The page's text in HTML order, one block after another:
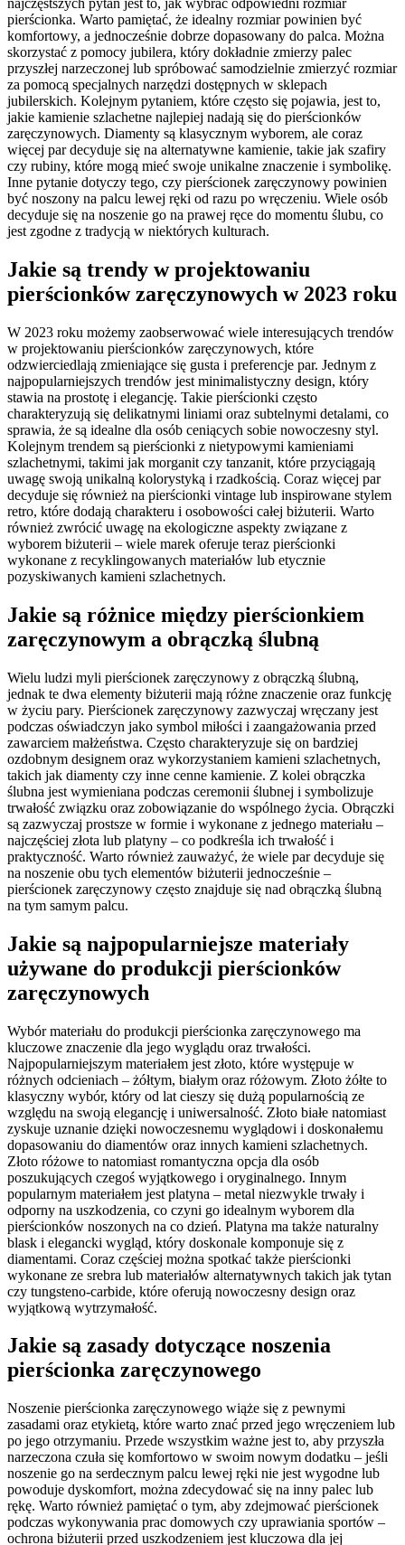
najczęstszych pytań jest to, jak wybrać odpowiedni rozmiar
pierścionka. Warto pamiętać, że idealny rozmiar powinien być
komfortowy, a jednocześnie dobrze dopasowany do palca. Można
skorzystać z pomocy jubilera, który dokładnie zmierzy palec
przyszłej narzeczonej lub spróbować samodzielnie zmierzyć rozmiar
za pomocą specjalnych narzędzi dostępnych w sklepach
jubilerskich. Kolejnym pytaniem, które często się pojawia, jest to,
jakie kamienie szlachetne najlepiej nadają się do pierścionków
zaręczynowych. Diamenty są klasycznym wyborem, ale coraz
więcej par decyduje się na alternatywne kamienie, takie jak szafiry
czy rubiny, które mogą mieć swoje unikalne znaczenie i symbolikę.
Inne pytanie dotyczy tego, czy pierścionek zaręczynowy powinien
być noszony na palcu lewej ręki od razu po wręczeniu. Wiele osób
decyduje się na noszenie go na prawej ręce do momentu ślubu, co
jest zgodne z tradycją w niektórych kulturach.
Jakie są trendy w projektowaniu
pierścionków zaręczynowych w 2023 roku
W 2023 roku możemy zaobserwować wiele interesujących trendów
w projektowaniu pierścionków zaręczynowych, które
odzwierciedlają zmieniające się gusta i preferencje par. Jednym z
najpopularniejszych trendów jest minimalistyczny design, który
stawia na prostotę i elegancję. Takie pierścionki często
charakteryzują się delikatnymi liniami oraz subtelnymi detalami, co
sprawia, że są idealne dla osób ceniących sobie nowoczesny styl.
Kolejnym trendem są pierścionki z nietypowymi kamieniami
szlachetnymi, takimi jak morganit czy tanzanit, które przyciągają
uwagę swoją unikalną kolorystyką i rzadkością. Coraz więcej par
decyduje się również na pierścionki vintage lub inspirowane stylem
retro, które dodają charakteru i osobowości całej biżuterii. Warto
również zwrócić uwagę na ekologiczne aspekty związane z
wyborem biżuterii – wiele marek oferuje teraz pierścionki
wykonane z recyklingowanych materiałów lub etycznie
pozyskiwanych kamieni szlachetnych.
Jakie są różnice między pierścionkiem
zaręczynowym a obrączką ślubną
Wielu ludzi myli pierścionek zaręczynowy z obrączką ślubną,
jednak te dwa elementy biżuterii mają różne znaczenie oraz funkcję
w życiu pary. Pierścionek zaręczynowy zazwyczaj wręczany jest
podczas oświadczyn jako symbol miłości i zaangażowania przed
zawarciem małżeństwa. Często charakteryzuje się on bardziej
ozdobnym designem oraz wykorzystaniem kamieni szlachetnych,
takich jak diamenty czy inne cenne kamienie. Z kolei obrączka
ślubna jest wymieniana podczas ceremonii ślubnej i symbolizuje
trwałość związku oraz zobowiązanie do wspólnego życia. Obrączki
są zazwyczaj prostsze w formie i wykonane z jednego materiału –
najczęściej złota lub platyny – co podkreśla ich trwałość i
praktyczność. Warto również zauważyć, że wiele par decyduje się
na noszenie obu tych elementów biżuterii jednocześnie –
pierścionek zaręczynowy często znajduje się nad obrączką ślubną
na tym samym palcu.
Jakie są najpopularniejsze materiały
używane do produkcji pierścionków
zaręczynowych
Wybór materiału do produkcji pierścionka zaręczynowego ma
kluczowe znaczenie dla jego wyglądu oraz trwałości.
Najpopularniejszym materiałem jest złoto, które występuje w
różnych odcieniach – żółtym, białym oraz różowym. Złoto żółte to
klasyczny wybór, który od lat cieszy się dużą popularnością ze
względu na swoją elegancję i uniwersalność. Złoto białe natomiast
zyskuje uznanie dzięki nowoczesnemu wyglądowi i doskonałemu
dopasowaniu do diamentów oraz innych kamieni szlachetnych.
Złoto różowe to natomiast romantyczna opcja dla osób
poszukujących czegoś wyjątkowego i oryginalnego. Innym
popularnym materiałem jest platyna – metal niezwykle trwały i
odporny na uszkodzenia, co czyni go idealnym wyborem dla
pierścionków noszonych na co dzień. Platyna ma także naturalny
blask i elegancki wygląd, który doskonale komponuje się z
diamentami. Coraz częściej można spotkać także pierścionki
wykonane ze srebra lub materiałów alternatywnych takich jak tytan
czy tungsteno-carbide, które oferują nowoczesny design oraz
wyjątkową wytrzymałość.
Jakie są zasady dotyczące noszenia
pierścionka zaręczynowego
Noszenie pierścionka zaręczynowego wiąże się z pewnymi
zasadami oraz etykietą, które warto znać przed jego wręczeniem lub
po jego otrzymaniu. Przede wszystkim ważne jest to, aby przyszła
narzeczona czuła się komfortowo w swoim nowym dodatku – jeśli
noszenie go na serdecznym palcu lewej ręki nie jest wygodne lub
powoduje dyskomfort, można zdecydować się na inny palec lub
rękę. Warto również pamiętać o tym, aby zdejmować pierścionek
podczas wykonywania prac domowych czy uprawiania sportów –
ochrona biżuterii przed uszkodzeniem jest kluczowa dla jej